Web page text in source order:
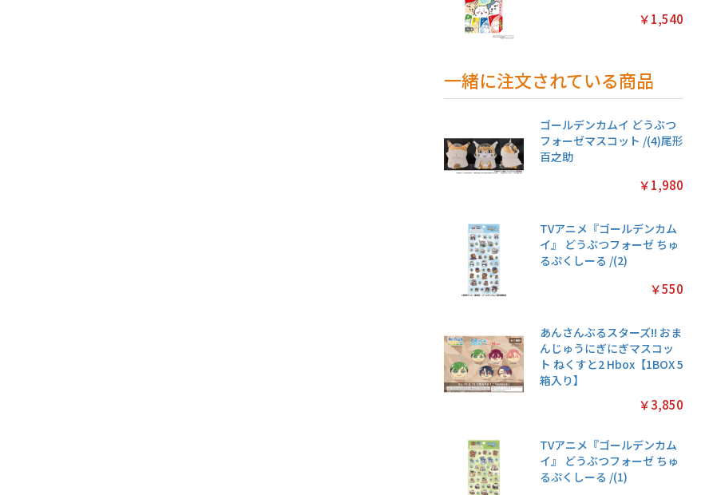
￥1,540
一緒に注文されている商品
ゴールデンカムイ どうぶつ
フォーゼマスコット /(4)尾形
百之助
￥1,980
TVアニメ『ゴールデンカム
イ』 どうぶつフォーゼ ちゅ
るぷくしーる /(2)
￥550
あんさんぶるスターズ!! おま
んじゅうにぎにぎマスコッ
ト ねくすと2 Hbox【1BOX 5
箱入り】
￥3,850
TVアニメ『ゴールデンカム
イ』 どうぶつフォーゼ ちゅ
るぷくしーる /(1)